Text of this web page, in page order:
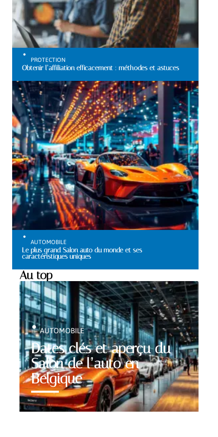
PROTECTION
Obtenir l’affiliation efficacement : méthodes et astuces
AUTOMOBILE
Le plus grand Salon auto du monde et ses
caractéristiques uniques
Au top
Dates clés et aperçu du
Salon de l’auto en
Belgique
AUTOMOBILE